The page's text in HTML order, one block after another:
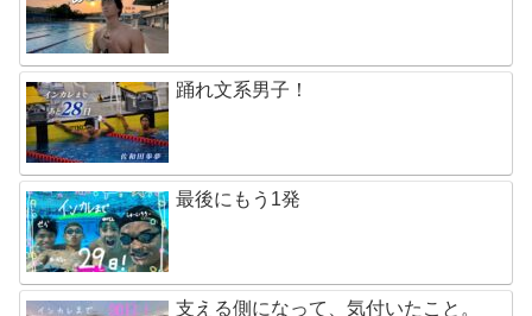
踊れ文系男子！
最後にもう1発
支える側になって、気付いたこと。